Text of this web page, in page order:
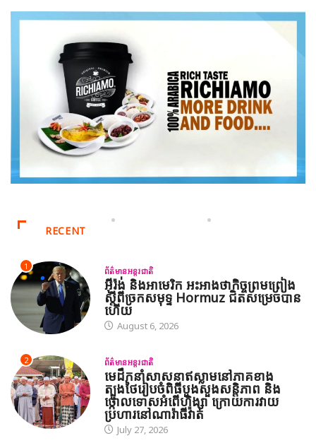
RECENT
1 ព័ត៌មានអន្តរជាតិ
អ៊ីរ៉ង់ និងអាមេរិក អះអាងថាកិច្ចព្រមព្រៀង
ស្តីពីច្រកសមុទ្ទ Hormuz ជិតសម្រេចបាន
ហើយ
August 6, 2026
2 ព័ត៌មានអន្តរជាតិ
មេដឹកនាំសាសនាឥស្លាមនៅភាគខាង
ត្បូងថៃរៀបចំពិធីបួងសួងសន្តិភាព និង
ថ្កោលទោសអំពើហិង្សា ក្រោយការវាយ
ប្រហារនៅណារ៉ាធីវ៉ាត់
July 27, 2026